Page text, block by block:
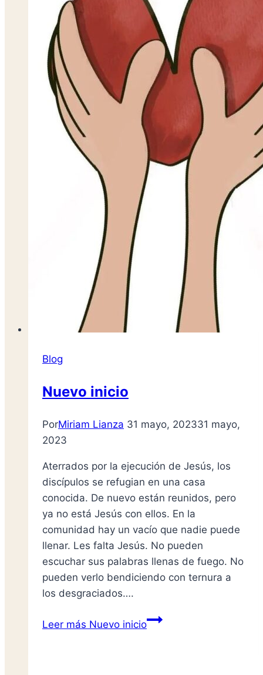
Blog
Nuevo inicio
PorMiriam Lianza 31 mayo, 202331 mayo,
2023
Aterrados por la ejecución de Jesús, los
discípulos se refugian en una casa
conocida. De nuevo están reunidos, pero
ya no está Jesús con ellos. En la
comunidad hay un vacío que nadie puede
llenar. Les falta Jesús. No pueden
escuchar sus palabras llenas de fuego. No
pueden verlo bendiciendo con ternura a
los desgraciados….
Leer más Nuevo inicio